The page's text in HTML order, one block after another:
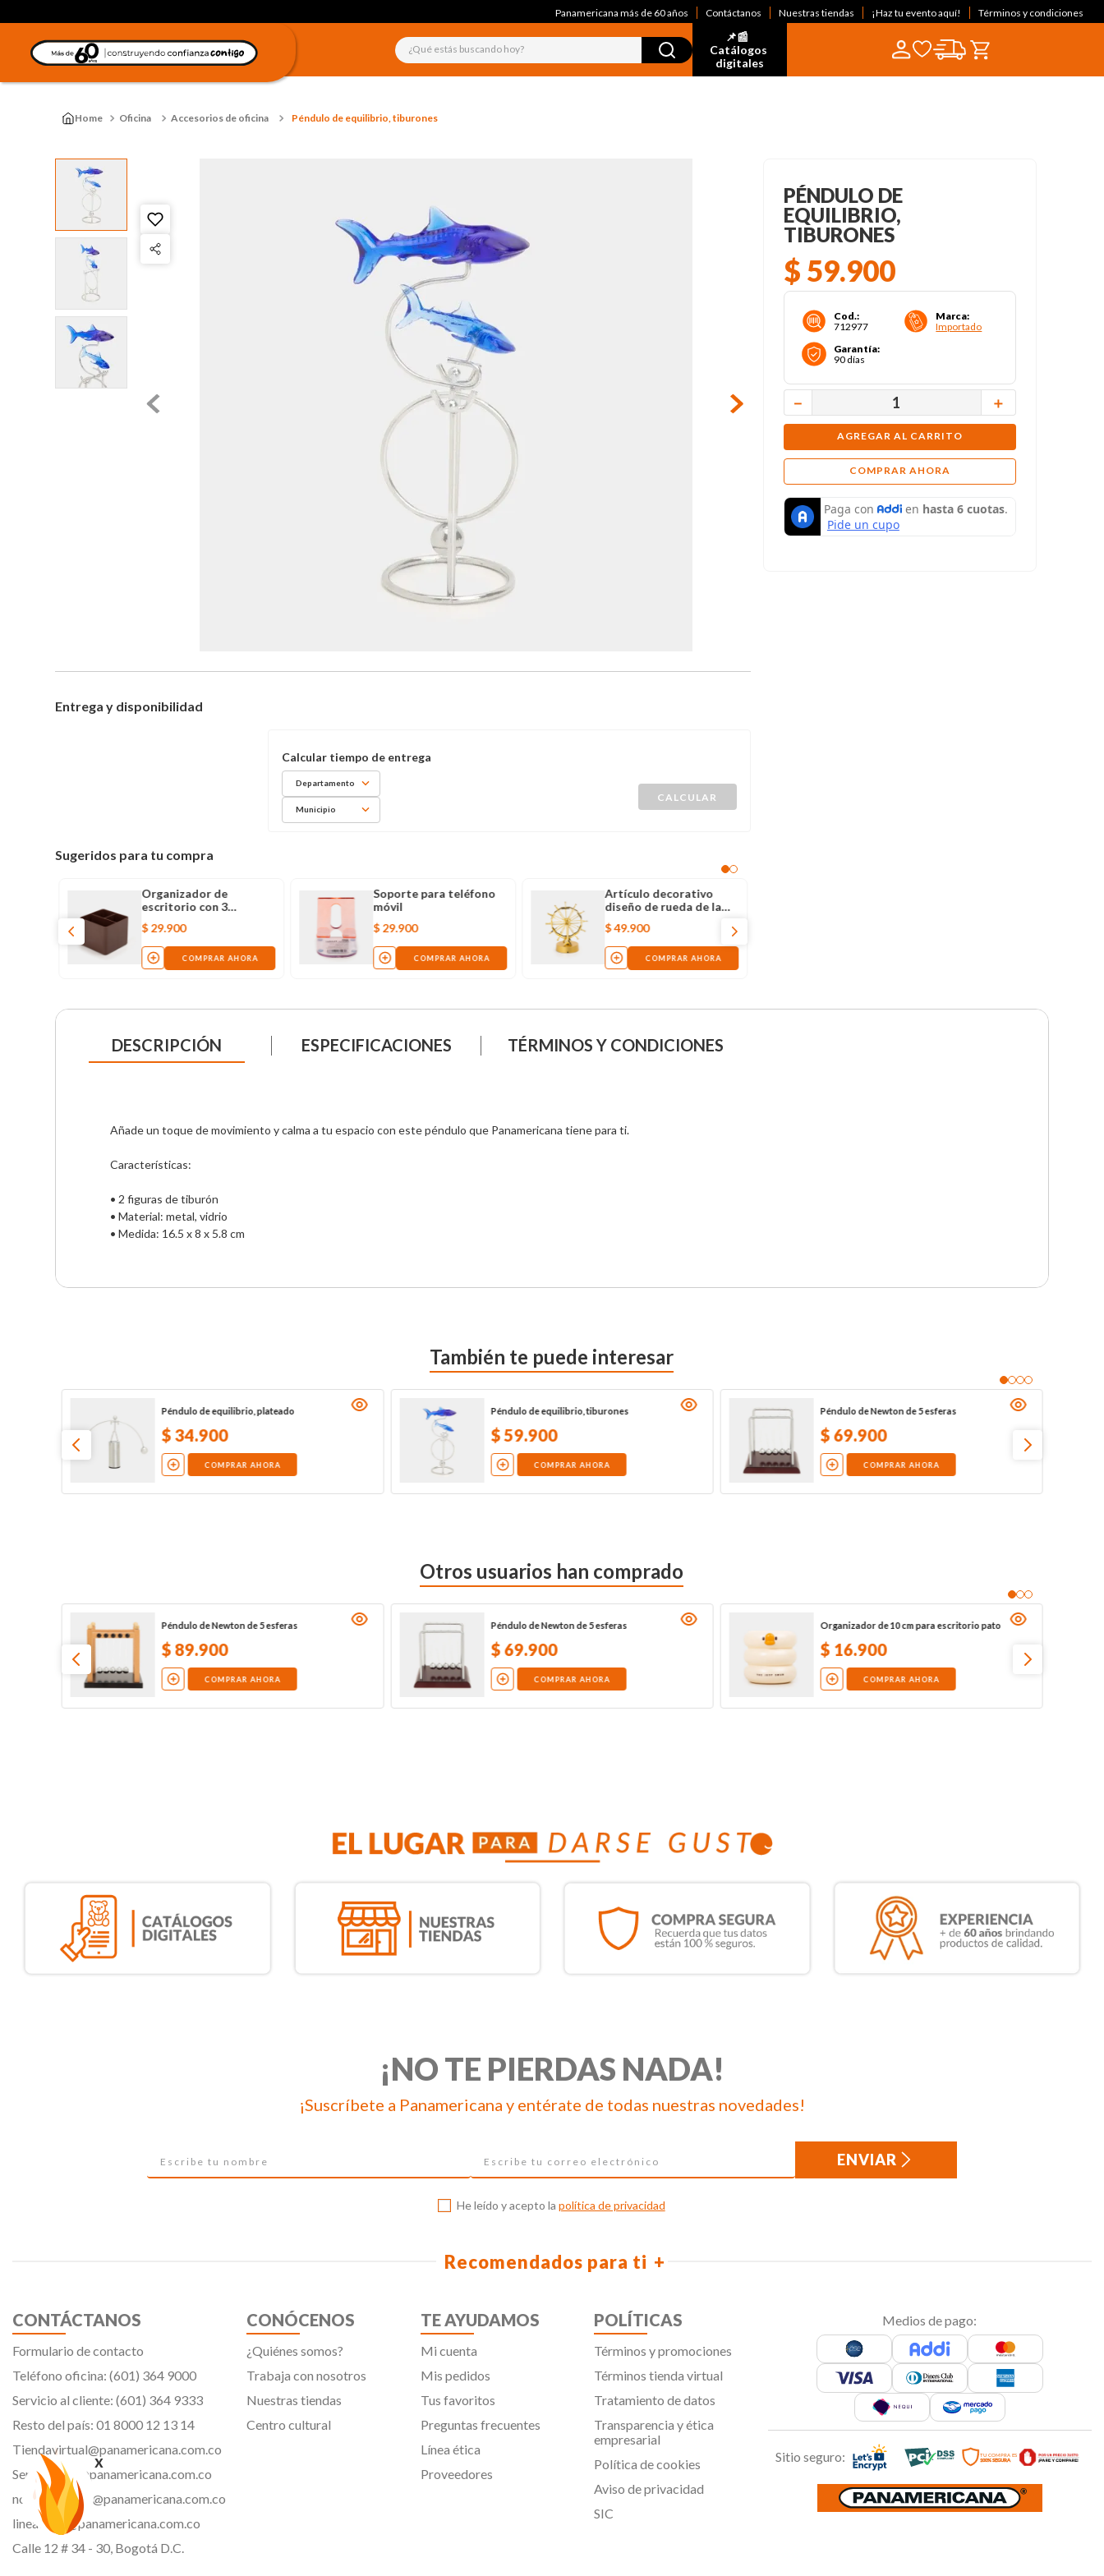
x
Panamericana más de 60 años Contáctanos Nuestras tiendas ¡Haz tu evento aquí! Términos y condiciones
¿Qué estás buscando hoy?
📌📰
Catálogos
digitales
Oficina Accesorios de oficina Péndulo de equilibrio, tiburones
Entrega y disponibilidad
Departamento
Municipio
Sugeridos para tu compra
Organizador de
escritorio con 3
divisiones
$ 29.900
COMPRAR AHORA
Soporte para teléfono
móvil
$ 29.900
COMPRAR AHORA
Artículo decorativo
diseño de rueda de la
fortuna dorada de 24 x
20 cm
$49.900
COMPRAR AHORA
PÉNDULO DE
EQUILIBRIO,
TIBURONES
$ 59.900
Cod.:
712977
Marca:
Importado
Garantía:
90 días
＋
－
AGREGAR AL CARRITO
COMPRAR AHORA
DESCRIPCIÓN ESPECIFICACIONES TÉRMINOS Y CONDICIONES
Añade un toque de movimiento y calma a tu espacio con este péndulo que Panamericana tiene para ti.
Características:
• 2 figuras de tiburón
• Material: metal, vidrio
• Medida: 16.5 x 8 x 5.8 cm
También te puede interesar
Péndulo de equilibrio, plateado
$34.900
COMPRAR AHORA
Péndulo de equilibrio, tiburones
$59.900
COMPRAR AHORA
Péndulo de Newton de 5 esferas
$69.900
COMPRAR AHORA
Otros usuarios han comprado
Péndulo de Newton de 5 esferas
$89.900
COMPRAR AHORA
Péndulo de Newton de 5 esferas
$69.900
COMPRAR AHORA
Organizador de 10 cm para escritorio pato
$ 16.900
COMPRAR AHORA
¡NO TE PIERDAS NADA!
¡Suscríbete a Panamericana y entérate de todas nuestras novedades!
ENVIAR
He leído y acepto la política de privacidad
Recomendados para ti
CONTÁCTANOS
Formulario de contacto
Teléfono oficina: (601) 364 9000
Servicio al cliente: (601) 364 9333
Resto del país: 01 8000 12 13 14
Tiendavirtual@panamericana.com.co
Servicliente@panamericana.com.co
notificaciones@panamericana.com.co
lineaetica@panamericana.com.co
Calle 12 # 34 - 30, Bogotá D.C.
CONÓCENOS
¿Quiénes somos?
Trabaja con nosotros
Nuestras tiendas
Centro cultural
TE AYUDAMOS
Mi cuenta
Mis pedidos
Tus favoritos
Preguntas frecuentes
Línea ética
Proveedores
POLÍTICAS
Términos y promociones
Términos tienda virtual
Tratamiento de datos
Transparencia y ética
empresarial
Política de cookies
Aviso de privacidad
SIC
Medios de pago:
Sitio seguro: